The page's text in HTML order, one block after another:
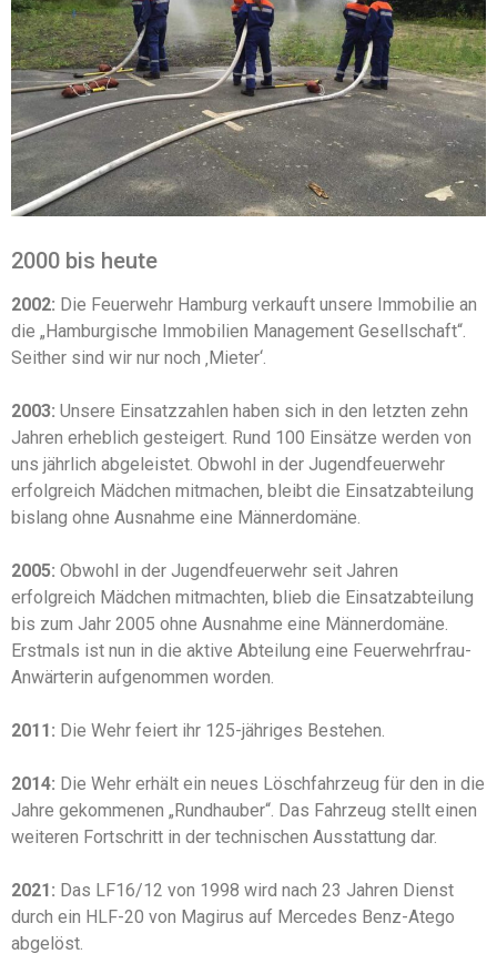
2000 bis heute
2002: Die Feuerwehr Hamburg verkauft unsere Immobilie an
die „Hamburgische Immobilien Management Gesellschaft“.
Seither sind wir nur noch ‚Mieter‘.
2003: Unsere Einsatzzahlen haben sich in den letzten zehn
Jahren erheblich gesteigert. Rund 100 Einsätze werden von
uns jährlich abgeleistet. Obwohl in der Jugendfeuerwehr
erfolgreich Mädchen mitmachen, bleibt die Einsatzabteilung
bislang ohne Ausnahme eine Männerdomäne.
2005: Obwohl in der Jugendfeuerwehr seit Jahren
erfolgreich Mädchen mitmachten, blieb die Einsatzabteilung
bis zum Jahr 2005 ohne Ausnahme eine Männerdomäne.
Erstmals ist nun in die aktive Abteilung eine Feuerwehrfrau-
Anwärterin aufgenommen worden.
2011: Die Wehr feiert ihr 125-jähriges Bestehen.
2014: Die Wehr erhält ein neues Löschfahrzeug für den in die
Jahre gekommenen „Rundhauber“. Das Fahrzeug stellt einen
weiteren Fortschritt in der technischen Ausstattung dar.
2021: Das LF16/12 von 1998 wird nach 23 Jahren Dienst
durch ein HLF-20 von Magirus auf Mercedes Benz-Atego
abgelöst.